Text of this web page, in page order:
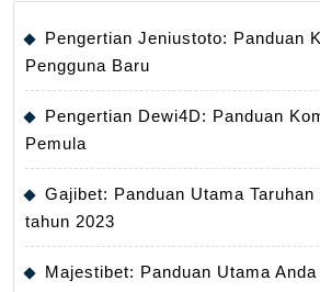
Pengertian Jeniustoto: Panduan
Pengguna Baru
Pengertian Dewi4D: Panduan
Pemula
Gajibet: Panduan Utama Taruhan
tahun 2023
Majestibet: Panduan Utama